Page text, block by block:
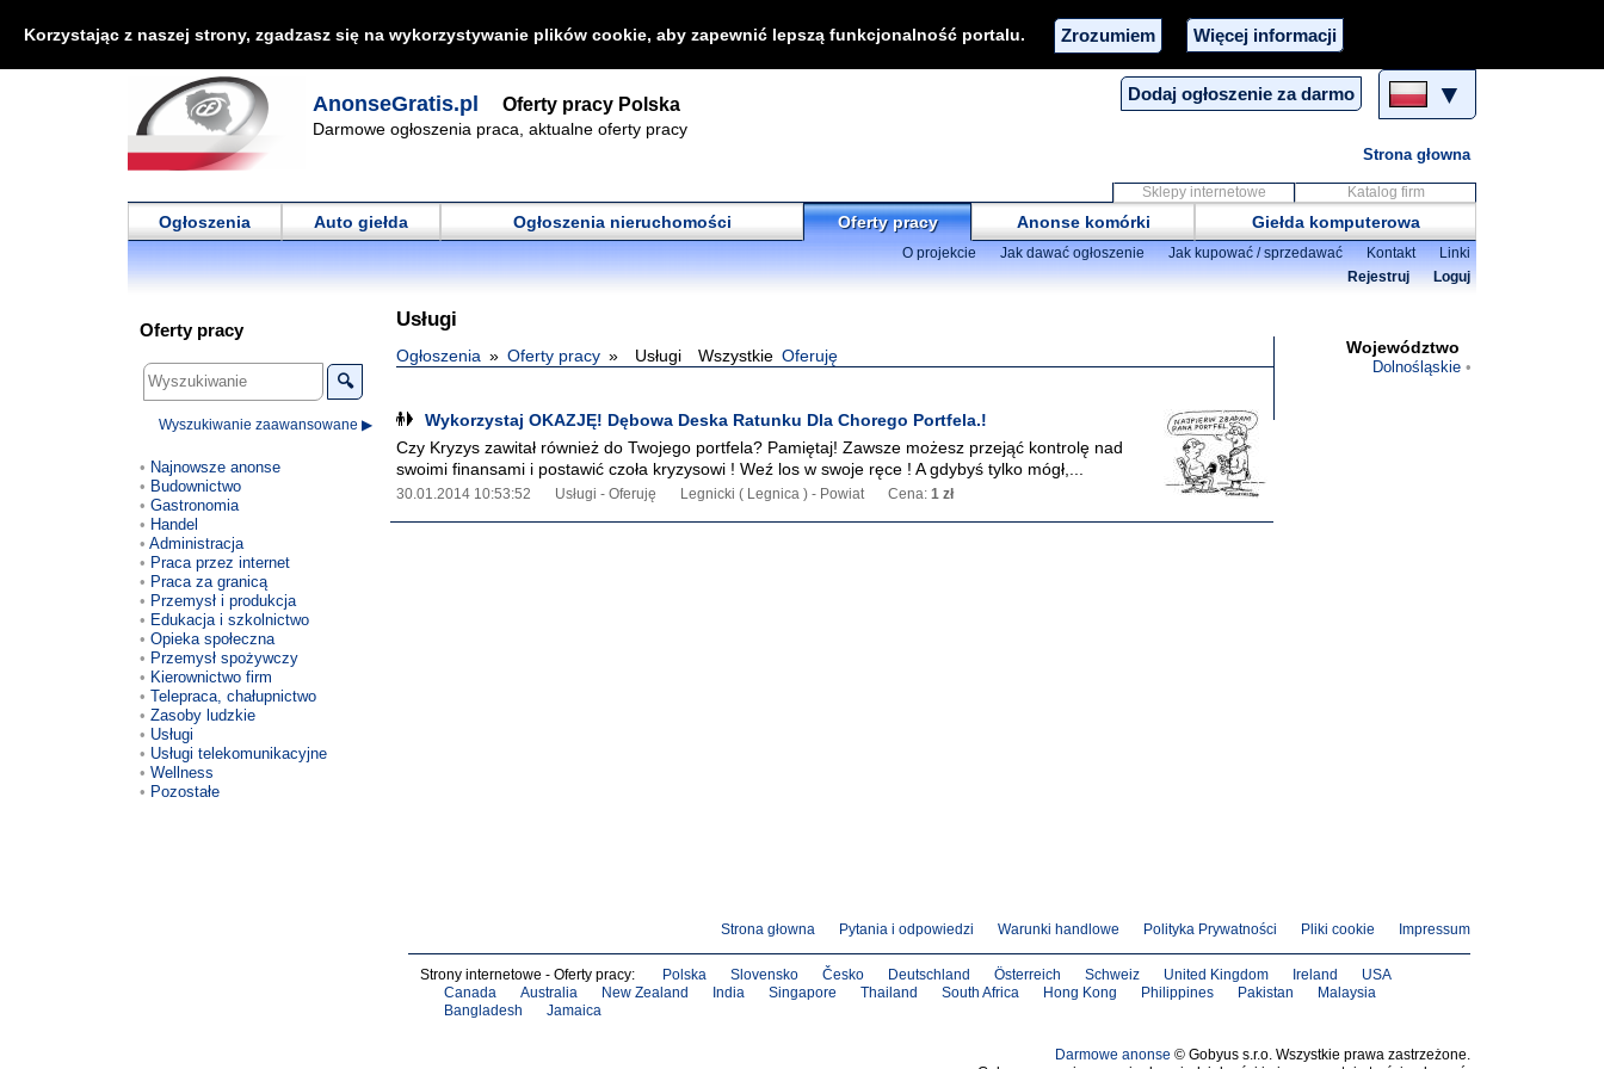
Korzystając z naszej strony, zgadzasz się na wykorzystywanie plików cookie, aby zapewnić lepszą funkcjonalność portalu. Zrozumiem Więcej informacji
Dodaj ogłoszenie za darmo ▼
AnonseGratis.pl Oferty pracy Polska
Darmowe ogłoszenia praca, aktualne oferty pracy
Strona głowna
Sklepy internetowe Katalog firm
Ogłoszenia Auto giełda Ogłoszenia nieruchomości Oferty pracy Anonse komórki Giełda komputerowa
O projekcie Jak dawać ogłoszenie Jak kupować / sprzedawać Kontakt
Linki
Rejestruj
Loguj
Usługi
Ogłoszenia Oferty pracy Usługi Wszystkie Oferuję
Wykorzystaj OKAZJĘ! Dębowa Deska Ratunku Dla Chorego Portfela.!
Czy Kryzys zawitał również do Twojego portfela? Pamiętaj! Zawsze możesz przejąć kontrolę nad
swoimi finansami i postawić czoła kryzysowi ! Weź los w swoje ręce ! A gdybyś tylko mógł,...
30.01.2014 10:53:52 Usługi - Oferuję Legnicki ( Legnica ) - Powiat Cena: 1 zł
Województwo
Dolnośląskie
Oferty pracy
🔍
Wyszukiwanie zaawansowane ▶
Najnowsze anonse
Budownictwo
Gastronomia
Handel
Administracja
Praca przez internet
Praca za granicą
Przemysł i produkcja
Edukacja i szkolnictwo
Opieka społeczna
Przemysł spożywczy
Kierownictwo firm
Telepraca, chałupnictwo
Zasoby ludzkie
Usługi
Usługi telekomunikacyjne
Wellness
Pozostałe
Strona głowna Pytania i odpowiedzi Warunki handlowe Polityka Prywatności Pliki cookie Impressum
Strony internetowe - Oferty pracy: Polska Slovensko Česko Deutschland Österreich Schweiz United Kingdom Ireland
USA
Canada
Australia New Zealand India Singapore Thailand South Africa Hong Kong Philippines Pakistan
Malaysia
Bangladesh
Jamaica
Darmowe anonse © Gobyus s.r.o. Wszystkie prawa zastrzeżone.